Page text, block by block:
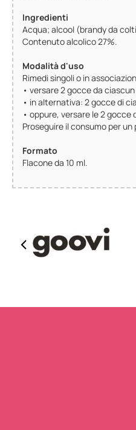
Ingredienti
Acqua; alcool (brandy da
Contenuto alcolico 27%.
Modalità d'uso
Rimedi singoli o in
• versare 2 gocce da
• in alternativa: 2 gocce di
• oppure, versare le 2
Proseguire il consumo per
Formato
Flacone da 10 ml.